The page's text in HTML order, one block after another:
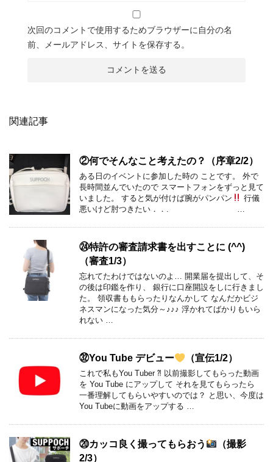
次回のコメントで使用するためブラウザーに自分の名
前、メールアドレス、サイトを保存する。
関連記事
②何でそんなこと考えたの？（序章2/2）
ある日のイベントに参加した時の ことです。 外で
長時間並んでいたので スマートフォンをずっと見て
いました。 すると気が付けば腕がパンパン
行儀
悪いけど肘つきたい．．. …
㉔特許の審査請求書を出すことに (^^)
（審査1/3）
忘れてたわけではないのよ… 開業届を提出して、そ
の後は印鑑を作り、 銀行に口座開設をしに行きまし
た。 領収書ももらったりなんかして なんだかビジ
ネスマンになった気分～♪♪♪ 浮かれてばかりもいら
れない …
㉜You Tube デビュー （宣伝1/2）
これで私もYou Tuber ⁈ 以前撮影してもらった動画
を You Tube にアップして それを見てもらったら
一番理解してもらいやすいのでは？ と思い、今度は
You Tubeに動画をアップする …
⑳カッコ良く撮ってもらおう
（撮影
2/3）